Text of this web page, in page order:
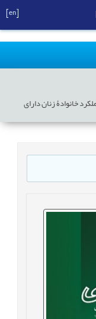
خانوادۀ زنان دارای